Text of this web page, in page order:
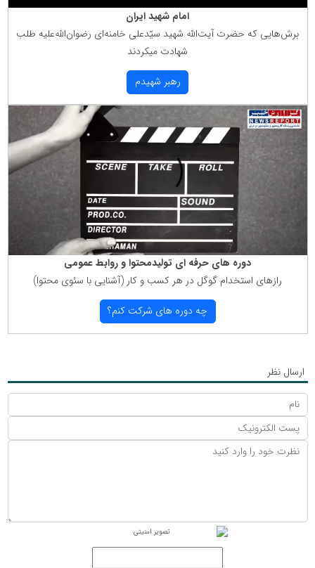
امام شهید ایران
برش‌هایی كه حضرت آیت‌الله شهید سیّدعلی خامنه‌ای رضوان‌الله‌علیه طلب
شهادت میكردند
رهبر شهیدم
دوره های حرفه ای تولیدمحتوا و روابط عمومی
رازهای استخدام گوگل در هر كسب و كار (آشنایی با سئوی محتوا)
چه دوره های شركت كنم؟
ارسال نظر